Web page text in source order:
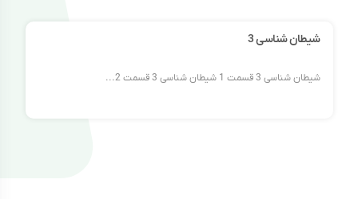
شیطان شناسی 3
شیطان شناسی 3 قسمت 1 شیطان شناسی 3 قسمت 2...